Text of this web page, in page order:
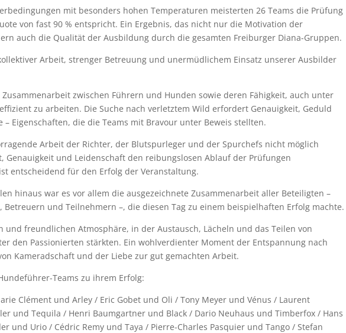
mit besonders hohen Temperaturen meisterten 26 Teams die Prüfung
von fast 90 % entspricht. Ein Ergebnis, das nicht nur die Motivation der
auch die Qualität der Ausbildung durch die gesamten Freiburger Diana-Gruppen.
Arbeit, strenger Betreuung und unermüdlichem Einsatz unserer Ausbilder
zwischen Führern und Hunden sowie deren Fähigkeit, auch unter
zu arbeiten. Die Suche nach verletztem Wild erfordert Genauigkeit, Geduld
Eigenschaften, die die Teams mit Bravour unter Beweis stellten.
Arbeit der Richter, der Blutspurleger und der Spurchefs nicht möglich
Genauigkeit und Leidenschaft den reibungslosen Ablauf der Prüfungen
entscheidend für den Erfolg der Veranstaltung.
hinaus war es vor allem die ausgezeichnete Zusammenarbeit aller Beteiligten –
und Teilnehmern –, die diesen Tag zu einem beispielhaften Erfolg machte.
und freundlichen Atmosphäre, in der Austausch, Lächeln und das Teilen von
den Passionierten stärkten. Ein wohlverdienter Moment der Entspannung nach
Kameradschaft und der Liebe zur gut gemachten Arbeit.
Teams zu ihrem Erfolg:
Clément und Arley / Eric Gobet und Oli / Tony Meyer und Vénus / Laurent
und Tequila / Henri Baumgartner und Black / Dario Neuhaus und Timberfox / Hans
und Urio / Cédric Remy und Taya / Pierre-Charles Pasquier und Tango / Stefan